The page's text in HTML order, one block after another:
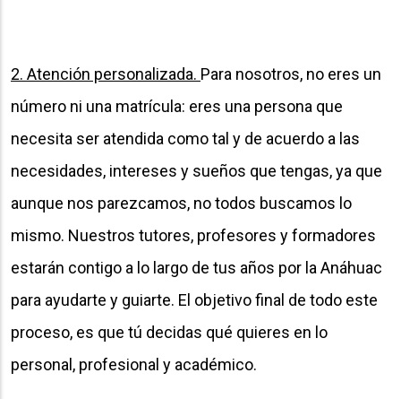
2. Atención personalizada. Para nosotros, no eres un
número ni una matrícula: eres una persona que
necesita ser atendida como tal y de acuerdo a las
necesidades, intereses y sueños que tengas, ya que
aunque nos parezcamos, no todos buscamos lo
mismo. Nuestros tutores, profesores y formadores
estarán contigo a lo largo de tus años por la Anáhuac
para ayudarte y guiarte. El objetivo final de todo este
proceso, es que tú decidas qué quieres en lo
personal, profesional y académico.